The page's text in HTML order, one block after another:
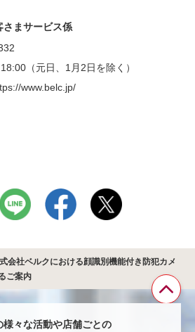
さまサービス係
（元日、1月2日を除く）
www.belc.jp/
会社ベルクにおける顔識別機能付き防犯カメ
ご案内
様々な活動や店舗ごとの